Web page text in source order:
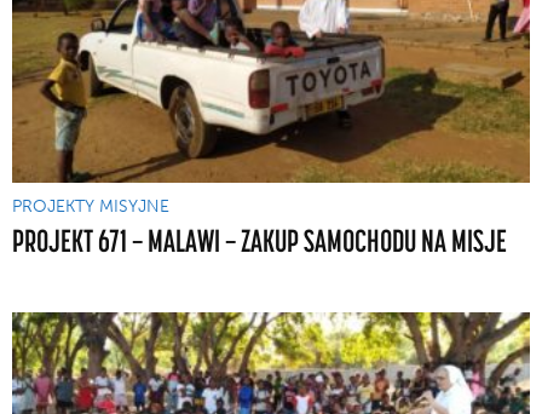
PROJEKTY MISYJNE
PROJEKT 671 — MALAWI — ZAKUP SAMOCHODU NA MISJE